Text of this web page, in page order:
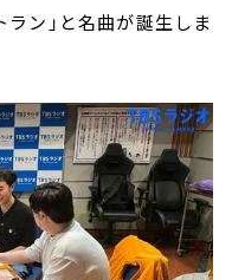
ラン」と名曲が誕生しま